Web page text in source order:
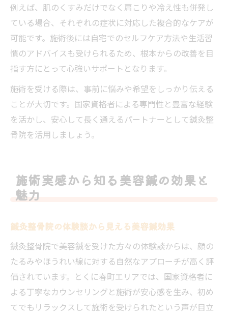
例えば、肌のくすみだけでなく肩こりや冷え性も併発し
ている場合、それぞれの症状に対応した複合的なケアが
可能です。施術後には自宅でのセルフケア方法や生活習
慣のアドバイスも受けられるため、根本からの改善を目
指す方にとって心強いサポートとなります。
施術を受ける際は、事前に悩みや希望をしっかり伝える
ことが大切です。国家資格者による専門性と豊富な経験
を活かし、安心して長く通えるパートナーとして鍼灸整
骨院を活用しましょう。
施術実感から知る美容鍼の効果と
魅力
鍼灸整骨院の体験談から見える美容鍼効果
鍼灸整骨院で美容鍼を受けた方々の体験談からは、顔の
たるみやほうれい線に対する自然なアプローチが高く評
価されています。とくに春町エリアでは、国家資格者に
よる丁寧なカウンセリングと施術が安心感を生み、初め
てでもリラックスして施術を受けられたという声が目立